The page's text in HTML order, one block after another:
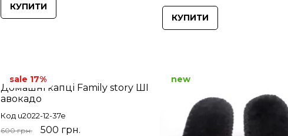
КУПИТИ
КУПИТИ
Домашні капці Family story ШІ
авокадо
Код u2022-12-37e
600 грн. 500 грн.
sale 17% new